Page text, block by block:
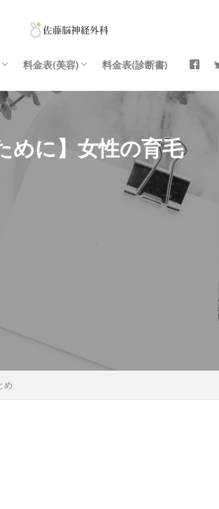
タッフ
ム
診される方へ
｜脳外科医の考える適切な頭痛薬の
初心者から上級者まで
びれ治療
来
外来
糖尿病・コレステロールの外来│豊
転の診断書│運転免許センター
料金表(美容)
料金表（美容診療・点滴）
白玉点滴
ＡＧＡ治療
ＥＤ治療
エンビロン® 正規取扱店
プラスリストア® 正規販売店
料金表(診断書)
めに】女性の育毛
め